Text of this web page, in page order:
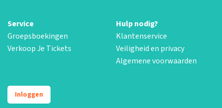
Service
Groepsboekingen
Verkoop Je Tickets
Hulp nodig?
Klantenservice
Veiligheid en privacy
Algemene voorwaarden
Inloggen